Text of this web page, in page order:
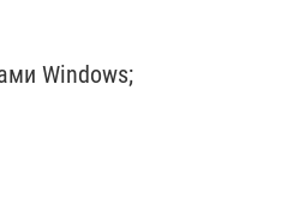
Windows;